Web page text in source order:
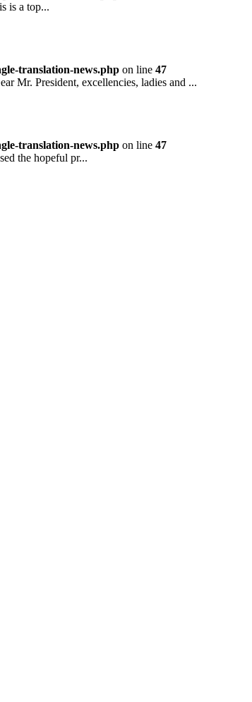
is a top...
translation-news.php on line 47
President, excellencies, ladies and ...
translation-news.php on line 47
the hopeful pr...